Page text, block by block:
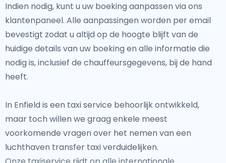
Indien nodig, kunt u uw boeking aanpassen via ons
klantenpaneel. Alle aanpassingen worden per email
bevestigt zodat u altijd op de hoogte blijft van de
huidige details van uw boeking en alle informatie die
nodig is, inclusief de chauffeursgegevens, bij de hand
heeft.
In Enfield is een taxi service behoorlijk ontwikkeld,
maar toch willen we graag enkele meest
voorkomende vragen over het nemen van een
luchthaven transfer taxi verduidelijken.